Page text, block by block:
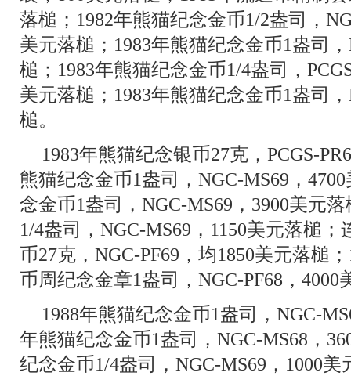
落槌；1982年熊猫纪念金币1/2盎司，
美元落槌；1983年熊猫纪念金币1盎司
槌；1983年熊猫纪念金币1/4盎司，
美元落槌；1983年熊猫纪念金币1盎司
槌。
1983年熊猫纪念银币27克，PCGS-
熊猫纪念金币1盎司，NGC-MS69，
念金币1盎司，NGC-MS69，3900美元
1/4盎司，NGC-MS69，1150美元落槌
币27克，NGC-PF69，均1850美元落槌
币周纪念金章1盎司，NGC-PF68，4000
1988年熊猫纪念金币1盎司，NGC-
年熊猫纪念金币1盎司，NGC-MS68，
纪念金币1/4盎司，NGC-MS69，1000